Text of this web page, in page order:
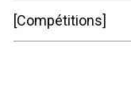
Compétitions